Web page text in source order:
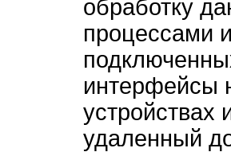
обработку
процессами
интерфейсы
устройствах
удаленный